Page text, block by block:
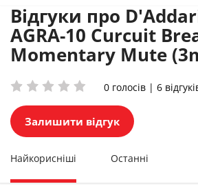
Відгуки про
AGRA-10 Curcuit
Momentary Mute
0 голосів | 6
Залишити відгук
Найкорисніші Останні